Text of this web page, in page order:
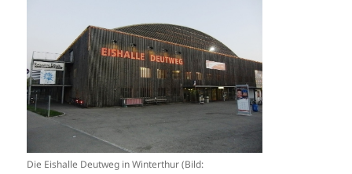
Die Eishalle Deutweg in Winterthur (Bild: